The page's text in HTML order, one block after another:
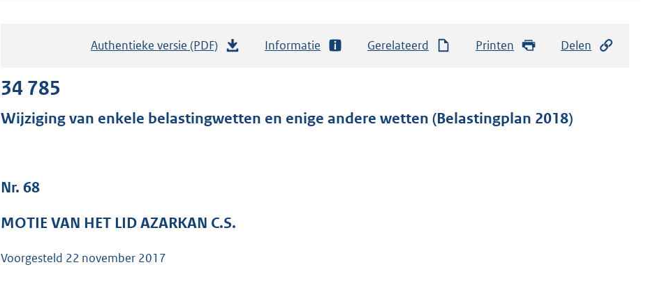
Authentieke versie (PDF)
a
r
Informatie Gerelateerd Printen Delen
34 785
Wijziging van enkele belastingwetten en enige andere wetten (Belastingplan 2018)
Nr. 68
MOTIE VAN HET LID AZARKAN C.S.
Voorgesteld 22 november 2017